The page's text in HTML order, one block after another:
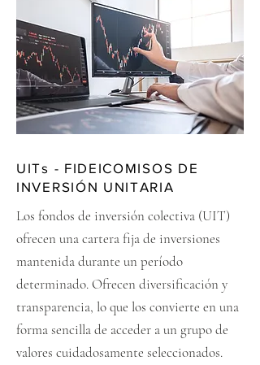
UITs - FIDEICOMISOS DE
INVERSIÓN UNITARIA
Los fondos de inversión colectiva (UIT)
ofrecen una cartera fija de inversiones
mantenida durante un período
determinado. Ofrecen diversificación y
transparencia, lo que los convierte en una
forma sencilla de acceder a un grupo de
valores cuidadosamente seleccionados.